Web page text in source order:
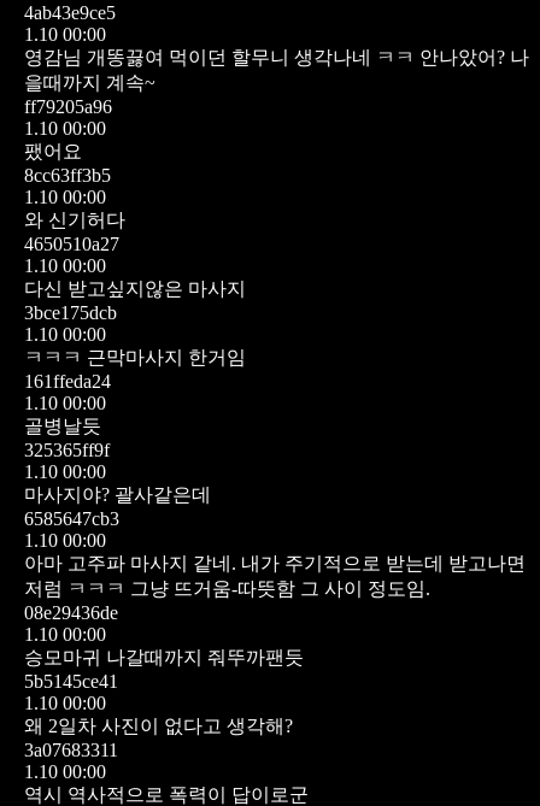
4ab43e9ce5
1.10 00:00
영감님 개똥끓여 먹이던 할무니 생각나네 ㅋㅋ 안나았어? 나
을때까지 계속~
ff79205a96
1.10 00:00
팼어요
8cc63ff3b5
1.10 00:00
와 신기허다
4650510a27
1.10 00:00
다신 받고싶지않은 마사지
3bce175dcb
1.10 00:00
ㅋㅋㅋ 근막마사지 한거임
161ffeda24
1.10 00:00
골병날듯
325365ff9f
1.10 00:00
마사지야? 괄사같은데
6585647cb3
1.10 00:00
아마 고주파 마사지 같네. 내가 주기적으로 받는데 받고나면
저럼 ㅋㅋㅋ 그냥 뜨거움-따뜻함 그 사이 정도임.
08e29436de
1.10 00:00
승모마귀 나갈때까지 줘뚜까팬듯
5b5145ce41
1.10 00:00
왜 2일차 사진이 없다고 생각해?
3a07683311
1.10 00:00
역시 역사적으로 폭력이 답이로군